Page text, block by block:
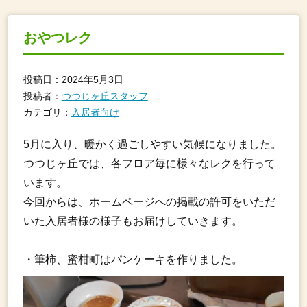
おやつレク
投稿日：2024年5月3日
投稿者： つつじヶ丘スタッフ
カテゴリ： 入居者向け
5月に入り、暖かく過ごしやすい気候になりました。
つつじヶ丘では、各フロア毎に様々なレクを行って
います。
今回からは、ホームページへの掲載の許可をいただ
いた入居者様の様子もお届けしていきます。
・筆柿、蜜柑町はパンケーキを作りました。